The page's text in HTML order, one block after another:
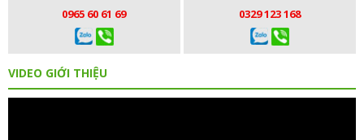
0965 60 61 69
0329 123 168
VIDEO GIỚI THIỆU